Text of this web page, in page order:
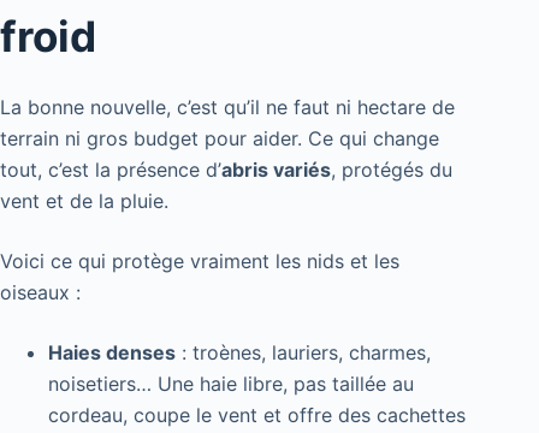
froid
La bonne nouvelle, c’est qu’il ne faut ni hectare de
terrain ni gros budget pour aider. Ce qui change
tout, c’est la présence d’abris variés, protégés du
vent et de la pluie.
Voici ce qui protège vraiment les nids et les
oiseaux :
Haies denses : troènes, lauriers, charmes,
noisetiers… Une haie libre, pas taillée au
cordeau, coupe le vent et offre des cachettes